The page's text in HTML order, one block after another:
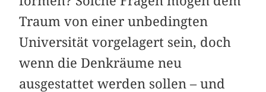
Traum von einer unbedingten
Universität vorgelagert sein, doch
wenn die Denkräume neu
ausgestattet werden sollen – und